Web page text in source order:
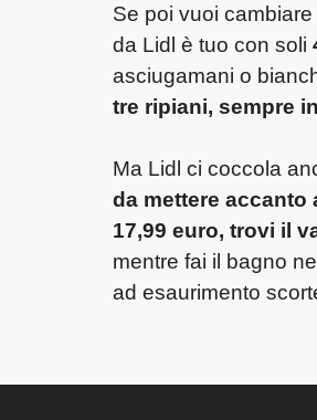
Se poi vuoi
da Lidl è tuo con soli
asciugamani o
tre ripiani, sempre
Ma Lidl ci coccola
da mettere accanto
17,99 euro, trovi il
mentre fai il bagno
ad esaurimento